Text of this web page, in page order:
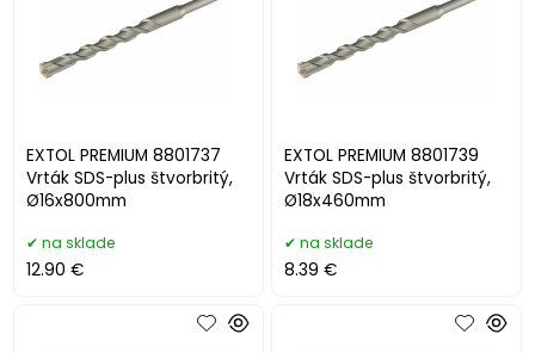
EXTOL PREMIUM 8801737
Vrták SDS-plus štvorbritý,
Ø16x800mm
na sklade
12.90 €
EXTOL PREMIUM 8801739
Vrták SDS-plus štvorbritý,
Ø18x460mm
na sklade
8.39 €